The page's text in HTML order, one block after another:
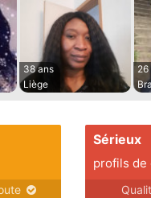
38 ans
Liège
26
Sérieux
profils de